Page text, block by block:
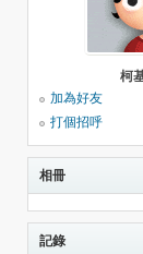
柯
加為好友
打個招呼
相冊
記錄